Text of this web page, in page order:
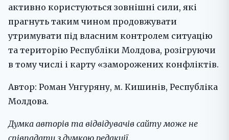
активно користуються зовнішні сили, які
прагнуть таким чином продовжувати
утримувати під власним контролем ситуацію
та територію Республіки Молдова, розігруючи
в тому числі і карту «заморожених конфліктів.
Автор: Роман Унгуряну, м. Кишинів, Республіка
Молдова.
Думка авторів та відвідувачів сайту може не